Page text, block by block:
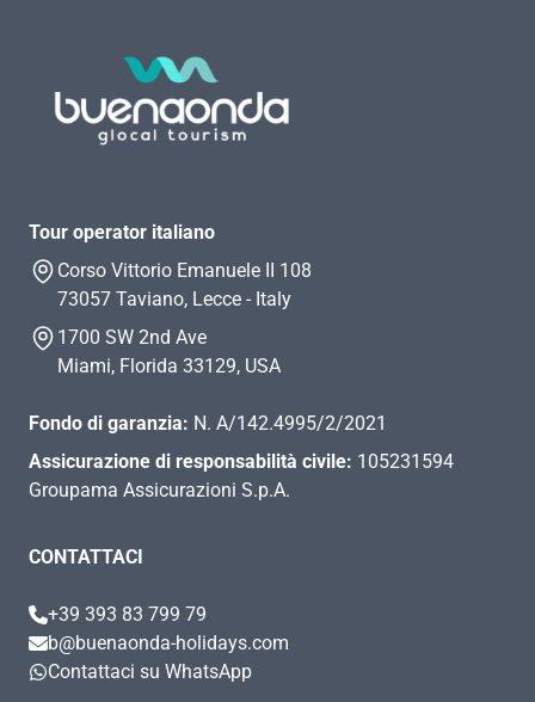
Tour operator italiano
Corso Vittorio Emanuele II 108
73057 Taviano, Lecce - Italy
1700 SW 2nd Ave
Miami, Florida 33129, USA
Fondo di garanzia: N. A/142.4995/2/2021
Assicurazione di responsabilità civile: 105231594
Groupama Assicurazioni S.p.A.
CONTATTACI
+39 393 83 799 79
b@buenaonda-holidays.com
Contattaci su WhatsApp